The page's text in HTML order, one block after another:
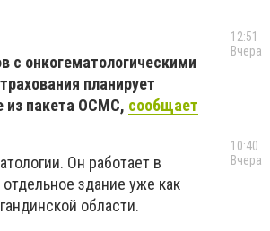
с онкогематологическими
планирует
из пакета ОСМС, сообщает
Он работает в
здание уже как
области.
12:51
Вчера
10:40
Вчера